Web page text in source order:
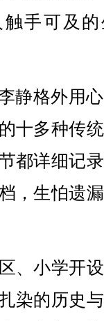
手可及
格外用
十多种传
都详细记
，生怕遗
小学开
染的历史